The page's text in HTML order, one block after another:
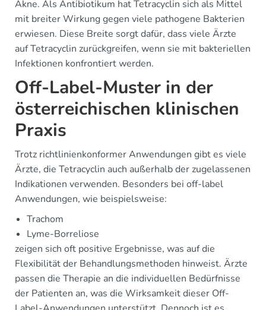
Akne. Als Antibiotikum hat Tetracyclin sich als Mittel
mit breiter Wirkung gegen viele pathogene Bakterien
erwiesen. Diese Breite sorgt dafür, dass viele Ärzte
auf Tetracyclin zurückgreifen, wenn sie mit bakteriellen
Infektionen konfrontiert werden.
Off-Label-Muster in der
österreichischen klinischen
Praxis
Trotz richtlinienkonformer Anwendungen gibt es viele
Ärzte, die Tetracyclin auch außerhalb der zugelassenen
Indikationen verwenden. Besonders bei off-label
Anwendungen, wie beispielsweise:
Trachom
Lyme-Borreliose
zeigen sich oft positive Ergebnisse, was auf die
Flexibilität der Behandlungsmethoden hinweist. Ärzte
passen die Therapie an die individuellen Bedürfnisse
der Patienten an, was die Wirksamkeit dieser Off-